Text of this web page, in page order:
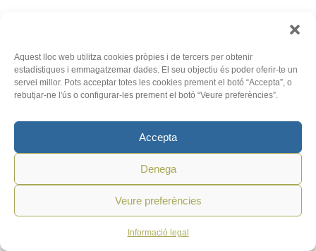
Aquest lloc web utilitza cookies pròpies i de tercers per obtenir
estadístiques i emmagatzemar dades. El seu objectiu és poder oferir-te un
servei millor. Pots acceptar totes les cookies prement el botó “Accepta”, o
rebutjar-ne l'ús o configurar-les prement el botó “Veure preferències”.
Accepta
Denega
Veure preferències
Informació legal